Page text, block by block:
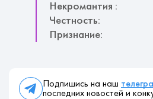
Некромантия :
Честность:
Признание:
Подпишись на наш
последних новостей и